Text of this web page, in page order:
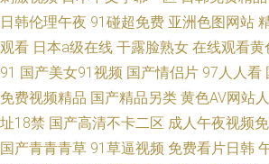
日韩伦理午夜 91碰超免费 亚洲色图网站
观看 日本a级在线 干露脸熟女 在线观看黄
91 国产美女91视频 国产情侣片 97人人看
免费视频精品 国产精品另类 黄色AV网站人
址18禁 国产高清不卡二区 成人午夜视频
国产青青青草 91草逼视频 免费看片日韩